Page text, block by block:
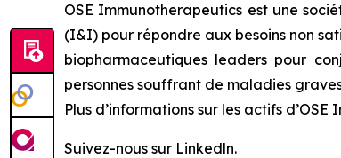
OSE Immunotherapeutics est une
(I&I) pour répondre aux besoins non
biopharmaceutiques leaders pour
personnes souffrant de maladies
Plus d’informations sur les actifs
Suivez-nous sur Linkedln.